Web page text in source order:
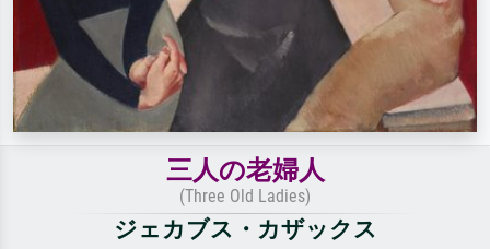
三人の老婦人
(Three Old Ladies)
ジェカブス・カザックス